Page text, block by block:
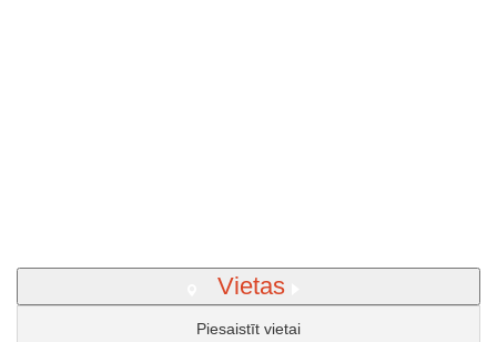
Vietas
Piesaistīt vietai